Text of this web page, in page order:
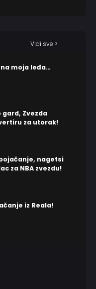
Vidi sve >
moja leđa…
gard, Zvezda
za utorak!
nagetsi
za NBA zvezdu!
iz Reala!